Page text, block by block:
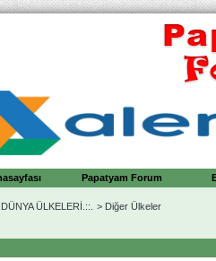
Papatyam Forum
ÜLKELERİ.::. > Diğer Ülkeler